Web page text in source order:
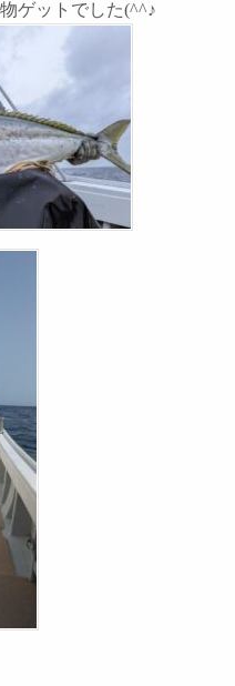
ゲットでした(^^♪